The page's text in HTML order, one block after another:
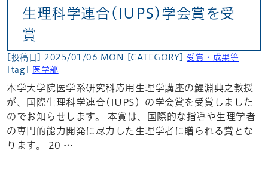
生理科学連合(IUPS)学会賞を受
賞
[投稿日] 2025/01/06 MON [CATEGORY] 受賞・成果等
[tag]
医学部
本学大学院医学系研究科応用生理学講座の鯉淵典之教授
が、国際生理科学連合(IUPS）の学会賞を受賞しました
のでお知らせします。 本賞は、国際的な指導や生理学者
の専門的能力開発に尽力した生理学者に贈られる賞とな
ります。 20 …